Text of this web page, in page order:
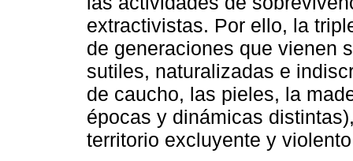
extractivistas. Por ello, la
de generaciones que vienen
sutiles, naturalizadas e
de caucho, las pieles, la
épocas y dinámicas
territorio excluyente y